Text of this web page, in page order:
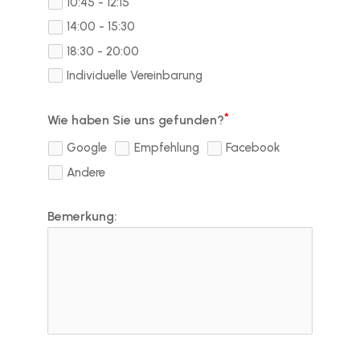
14:00 - 15:30
18:30 - 20:00
Individuelle Vereinbarung
Wie haben Sie uns gefunden?
Google Empfehlung
Facebook
Andere
Bemerkung: